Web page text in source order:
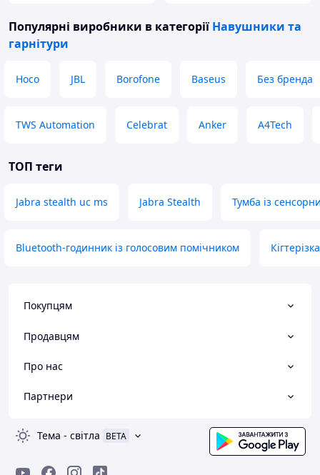
Популярні виробники в категорії Навушники та
гарнітури
Hoco JBL Borofone Baseus Без бренда
TWS Automation Celebrat Anker A4Tech
ТОП теги
Jabra stealth uc ms Jabra Stealth Тумба із
Bluetooth-годинник із голосовим помічником
Покупцям
Продавцям
Про нас
Партнери
Тема - світла BETA